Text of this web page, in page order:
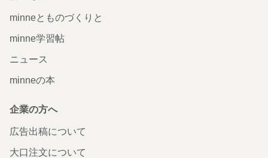
minneとものづくりと
minne学習帖
ニュース
minneの本
企業の方へ
広告出稿について
大口注文について